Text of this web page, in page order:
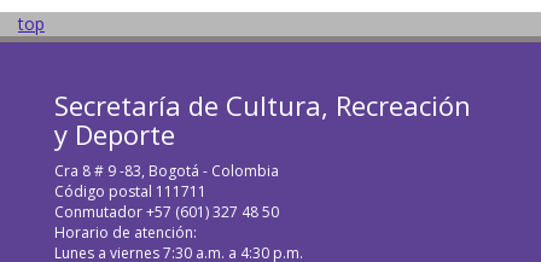
top
Secretaría de Cultura, Recreación
y Deporte
Cra 8 # 9 -83, Bogotá - Colombia
Código postal 111711
Conmutador +57 (601) 327 48 50
Horario de atención:
Lunes a viernes 7:30 a.m. a 4:30 p.m.